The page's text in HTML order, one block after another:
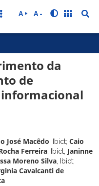
A + A -
da
de
José Macêdo Ibict; Caio
Ferreira, Ibict; Janinne
Moreno Silva, Ibict;
Cavalcanti de